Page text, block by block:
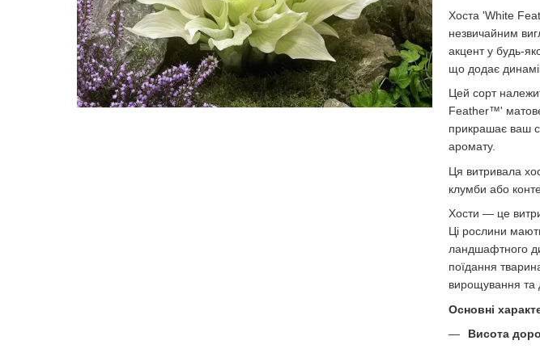
Хоста 'White
незвичайним
акцент у будь-
що додає
Цей сорт
Feather™' матове
прикрашає ваш
аромату.
Ця витривала
клумби або
Хости — це
Ці рослини
ландшафтного
поїдання
вирощування та
Основні
Висота